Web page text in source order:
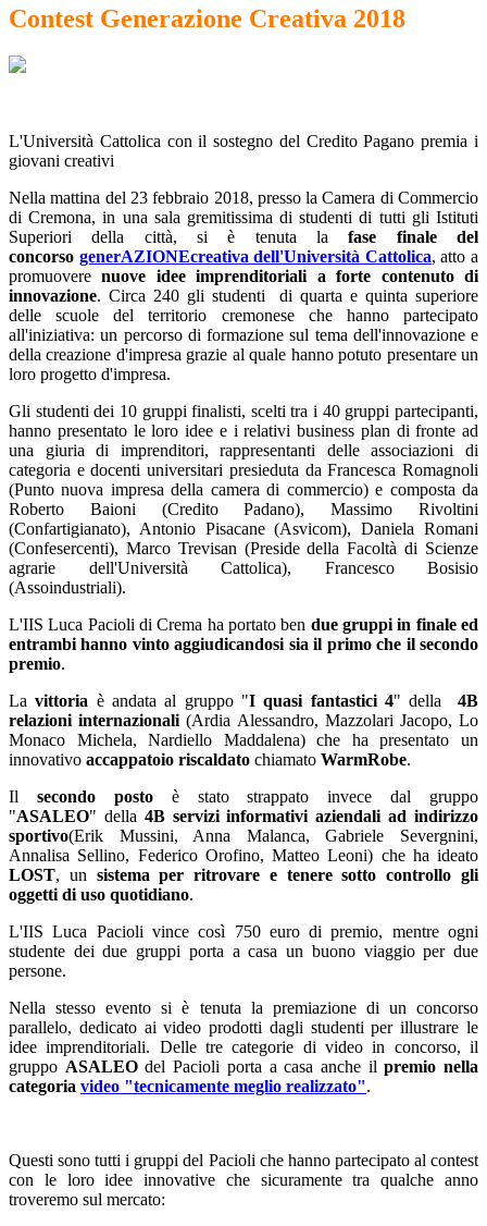
Contest Generazione Creativa 2018
L'Università Cattolica con il sostegno del Credito Pagano premia i
giovani creativi
Nella mattina del 23 febbraio 2018, presso la Camera di Commercio
di Cremona, in una sala gremitissima di studenti di tutti gli Istituti
Superiori della città, si è tenuta lafase finale del
concorso generAZIONEcreativa dell'Università Cattolica, atto a
promuoverenuove idee imprenditoriali a forte contenuto di
innovazione. Circa 240 gli studenti di quarta e quinta superiore
delle scuole del territorio cremonese che hanno partecipato
all'iniziativa: un percorso di formazione sul tema dell'innovazione e
della creazione d'impresa grazie al quale hanno potuto presentare un
loro progetto d'impresa.
Gli studenti dei 10 gruppi finalisti, scelti tra i 40 gruppi partecipanti,
hanno presentato le loro idee e i relativi business plan di fronte ad
una giuria di imprenditori, rappresentanti delle associazioni di
categoria e docenti universitari presieduta da Francesca Romagnoli
(Punto nuova impresa della camera di commercio) e composta da
Roberto Baioni (Credito Padano), Massimo Rivoltini
(Confartigianato), Antonio Pisacane (Asvicom), Daniela Romani
(Confesercenti), Marco Trevisan (Preside della Facoltà di Scienze
agrarie dell'Università Cattolica), Francesco Bosisio
(Assoindustriali).
L'IIS Luca Pacioli di Crema ha portato ben due gruppi in finale ed
entrambi hanno vinto aggiudicandosi sia il primo che il secondo
premio.
Lavittoria è andata al gruppo "I quasi fantastici 4" della4B
relazioni internazionali (Ardia Alessandro, Mazzolari Jacopo, Lo
Monaco Michela, Nardiello Maddalena) che ha presentato un
innovativo accappatoio riscaldato chiamato WarmRobe.
Il secondo postoè stato strappato invece dal gruppo
"ASALEO" della 4B servizi informativi aziendali ad indirizzo
sportivo(Erik Mussini, Anna Malanca, Gabriele Severgnini,
Annalisa Sellino, Federico Orofino, Matteo Leoni) che ha ideato
LOST, un sistema per ritrovare e tenere sotto controllo gli
oggetti di uso quotidiano.
L'IIS Luca Pacioli vince così 750 euro di premio, mentre ogni
studente dei due gruppi porta a casa un buono viaggio per due
persone.
Nella stesso evento si è tenuta la premiazione di un concorso
parallelo, dedicato ai video prodotti dagli studenti per illustrare le
idee imprenditoriali. Delle tre categorie di video in concorso, il
gruppo ASALEOdel Pacioli porta a casa anche ilpremio nella
categoria video "tecnicamente meglio realizzato".
Questi sono tutti i gruppi del Pacioli che hanno partecipato al contest
con le loro idee innovative che sicuramente tra qualche anno
troveremo sul mercato: